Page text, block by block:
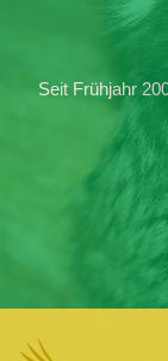
Seit Frühjahr